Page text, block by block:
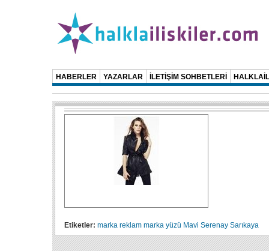
HABERLER YAZARLAR İLETİŞİM SOHBETLERİ
Etiketler: marka reklam marka yüzü Mavi Serenay Sarıkaya